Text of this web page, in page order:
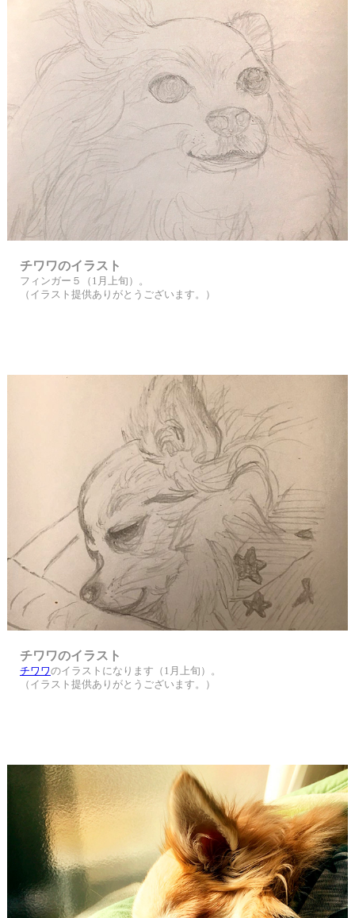
チワワのイラスト
フィンガー５（1月上旬）。
（イラスト提供ありがとうございます。）
チワワのイラスト
チワワのイラストになります（1月上旬）。
（イラスト提供ありがとうございます。）